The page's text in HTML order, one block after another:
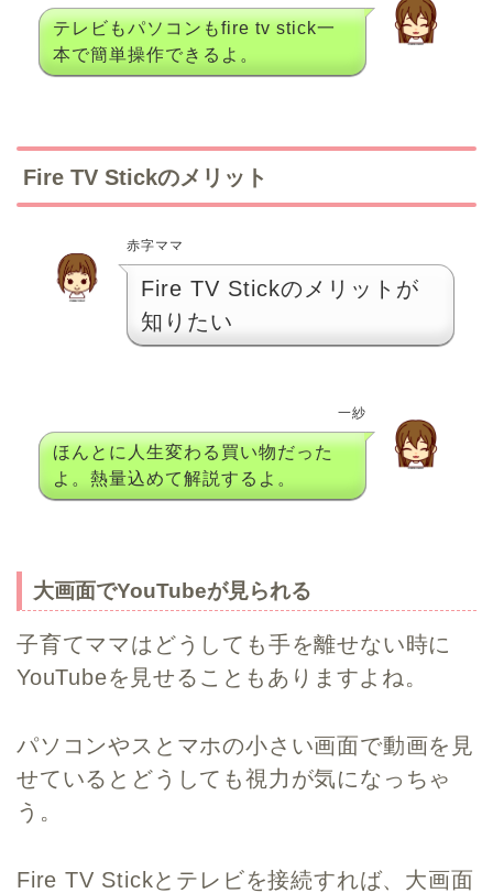
テレビもパソコンもfire tv stick一
本で簡単操作できるよ。
Fire TV Stickのメリット
赤字ママ
Fire TV Stickのメリットが
知りたい
一紗
ほんとに人生変わる買い物だった
よ。熱量込めて解説するよ。
大画面でYouTubeが見られる
子育てママはどうしても手を離せない時に
YouTubeを見せることもありますよね。
パソコンやスとマホの小さい画面で動画を見
せているとどうしても視力が気になっちゃ
う。
Fire TV Stickとテレビを接続すれば、大画面